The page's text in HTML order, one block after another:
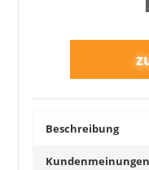
Beschreibung